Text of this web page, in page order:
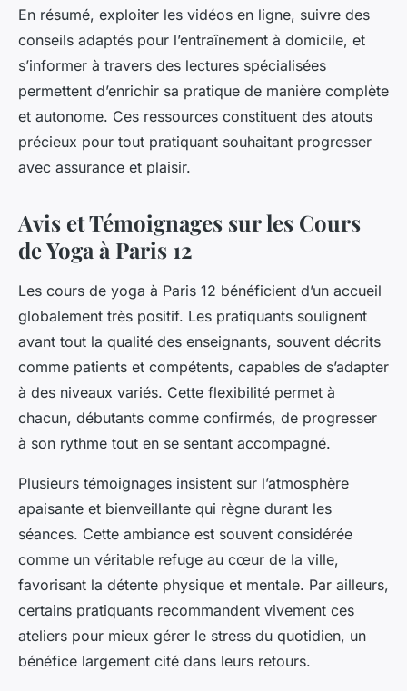
En résumé, exploiter les vidéos en ligne, suivre des
conseils adaptés pour l’entraînement à domicile, et
s’informer à travers des lectures spécialisées
permettent d’enrichir sa pratique de manière complète
et autonome. Ces ressources constituent des atouts
précieux pour tout pratiquant souhaitant progresser
avec assurance et plaisir.
Avis et Témoignages sur les Cours
de Yoga à Paris 12
Les cours de yoga à Paris 12 bénéficient d’un accueil
globalement très positif. Les pratiquants soulignent
avant tout la qualité des enseignants, souvent décrits
comme patients et compétents, capables de s’adapter
à des niveaux variés. Cette flexibilité permet à
chacun, débutants comme confirmés, de progresser
à son rythme tout en se sentant accompagné.
Plusieurs témoignages insistent sur l’atmosphère
apaisante et bienveillante qui règne durant les
séances. Cette ambiance est souvent considérée
comme un véritable refuge au cœur de la ville,
favorisant la détente physique et mentale. Par ailleurs,
certains pratiquants recommandent vivement ces
ateliers pour mieux gérer le stress du quotidien, un
bénéfice largement cité dans leurs retours.